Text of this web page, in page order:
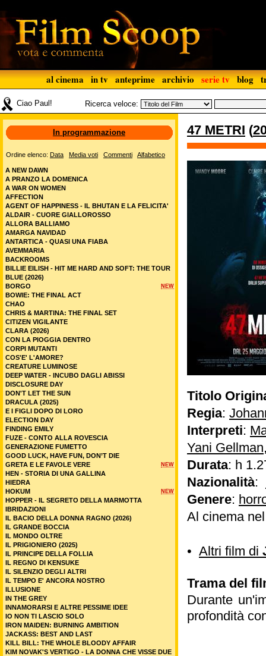
al cinema in tv anteprime archivio serie tv blog
Ciao Paul! Ricerca veloce:
47 METRI (
Titolo
Regia:
Interpreti:
Yani Gellman
Durata: h
Nazionalità:
Genere:
Al cinema
• Altri film di
Trama del
Durante
profondità
In programmazione
Ordine elenco: Data Media voti Commenti Alfabetico
A NEW DAWN
A PRANZO LA DOMENICA
A WAR ON WOMEN
AFFECTION
AGENT OF HAPPINESS - IL BHUTAN E LA FELICITA'
ALDAIR - CUORE GIALLOROSSO
ALLORA BALLIAMO
AMARGA NAVIDAD
ANTARTICA - QUASI UNA FIABA
AVEMMARIA
BACKROOMS
BILLIE EILISH - HIT ME HARD AND SOFT: THE TOUR
BLUE (2026)
NEW
BORGO
BOWIE: THE FINAL ACT
CHAO
CHRIS & MARTINA: THE FINAL SET
CITIZEN VIGILANTE
CLARA (2026)
CON LA PIOGGIA DENTRO
CORPI MUTANTI
COS'E' L'AMORE?
CREATURE LUMINOSE
DEEP WATER - INCUBO DAGLI ABISSI
DISCLOSURE DAY
DON'T LET THE SUN
DRACULA (2025)
E I FIGLI DOPO DI LORO
ELECTION DAY
FINDING EMILY
FUZE - CONTO ALLA ROVESCIA
GENERAZIONE FUMETTO
GOOD LUCK, HAVE FUN, DON’T DIE
NEW
GRETA E LE FAVOLE VERE
HEN - STORIA DI UNA GALLINA
HIEDRA
NEW
HOKUM
HOPPER - IL SEGRETO DELLA MARMOTTA
IBRIDAZIONI
IL BACIO DELLA DONNA RAGNO (2026)
IL GRANDE BOCCIA
IL MONDO OLTRE
IL PRIGIONIERO (2025)
IL PRINCIPE DELLA FOLLIA
IL REGNO DI KENSUKE
IL SILENZIO DEGLI ALTRI
IL TEMPO E' ANCORA NOSTRO
ILLUSIONE
IN THE GREY
INNAMORARSI E ALTRE PESSIME IDEE
IO NON TI LASCIO SOLO
IRON MAIDEN: BURNING AMBITION
JACKASS: BEST AND LAST
KILL BILL: THE WHOLE BLOODY AFFAIR
KIM NOVAK'S VERTIGO - LA DONNA CHE VISSE DUE